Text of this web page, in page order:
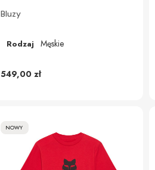
Bluzy
Rodzaj Męskie
549,00 zł
NOWY